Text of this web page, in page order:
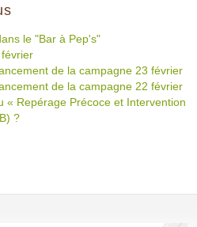
le "Bar à Pep's"
de la campagne 23 février
de la campagne 22 février
« Repérage Précoce et Intervention
?